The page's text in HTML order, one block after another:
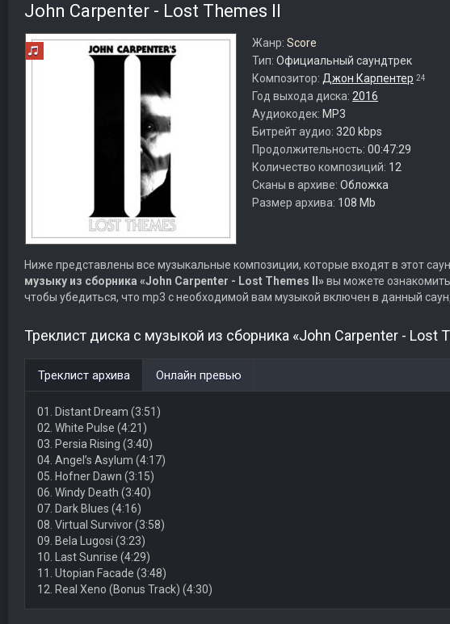
John Carpenter - Lost Themes II
Жанр: Score
Тип: Официальный саундтрек
Композитор: Джон Карпентер 24
Год выхода диска: 2016
Аудиокодек: MP3
Битрейт аудио: 320 kbps
Продолжительность: 00:47:29
Количество композиций: 12
Сканы в архиве: Обложка
Размер архива: 108 Mb
Ниже представлены все музыкальные композиции, которые входят в этот
музыку из сборника «John Carpenter - Lost Themes II»вы можете
чтобы убедиться, что mp3 с необходимой вам музыкой включен в данный
Треклист диска с музыкой из сборника «John Carpenter - Lost
Треклист архива Онлайн превью
01. Distant Dream (3:51)
02. White Pulse (4:21)
03. Persia Rising (3:40)
04. Angel’s Asylum (4:17)
05. Hofner Dawn (3:15)
06. Windy Death (3:40)
07. Dark Blues (4:16)
08. Virtual Survivor (3:58)
09. Bela Lugosi (3:23)
10. Last Sunrise (4:29)
11. Utopian Facade (3:48)
12. Real Xeno (Bonus Track) (4:30)